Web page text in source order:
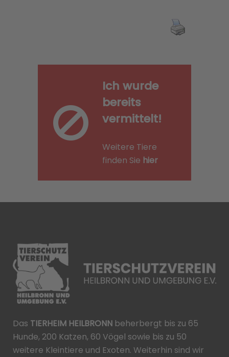
Ich wurde
bereits
vermittelt!
Weitere Tiere
finden Sie hier
Das TIERHEIM HEILBRONN beherbergt bis zu 65
Hunde, 200 Katzen, 60 Vögel sowie bis zu 50
weitere Kleintiere und Exoten. Weiterhin sind wir